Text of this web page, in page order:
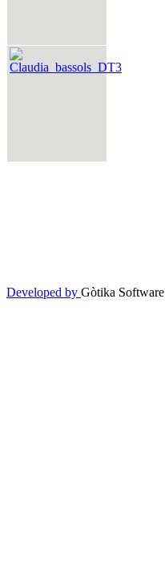
Developed by Gòtika Software